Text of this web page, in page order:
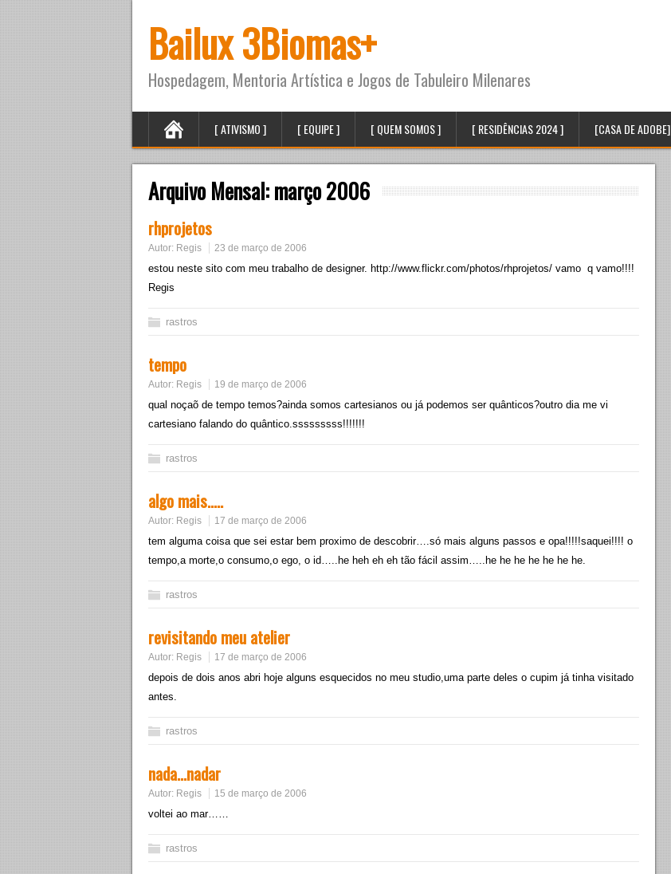
Bailux 3Biomas+
Hospedagem, Mentoria Artística e Jogos de Tabuleiro Milenares
[ ATIVISMO ] [ EQUIPE ] [ QUEM SOMOS ] [ RESIDÊNCIAS 2024 ] [CASA DE ADOBE]
Arquivo Mensal:março 2006
rhprojetos
Autor: Regis 23 de março de 2006
estou neste sito com meu trabalho de designer. http://www.flickr.com/photos/rhprojetos/ vamo q vamo!!!!
Regis
rastros
tempo
Autor: Regis 19 de março de 2006
qual noçaõ de tempo temos?ainda somos cartesianos ou já podemos ser quânticos?outro dia me vi
cartesiano falando do quântico.sssssssss!!!!!!!
rastros
algo mais…..
Autor: Regis 17 de março de 2006
tem alguma coisa que sei estar bem proximo de descobrir….só mais alguns passos e opa!!!!!saquei!!!! o
tempo,a morte,o consumo,o ego, o id…..he heh eh eh tão fácil assim…..he he he he he he he.
rastros
revisitando meu atelier
Autor: Regis 17 de março de 2006
depois de dois anos abri hoje alguns esquecidos no meu studio,uma parte deles o cupim já tinha visitado
antes.
rastros
nada…nadar
Autor: Regis 15 de março de 2006
voltei ao mar……
rastros